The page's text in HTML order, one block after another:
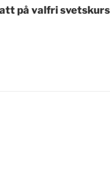
på valfri svetskurs